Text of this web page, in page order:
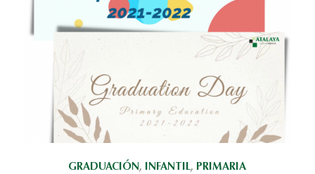
GRADUACIÓN, INFANTIL, PRIMARIA